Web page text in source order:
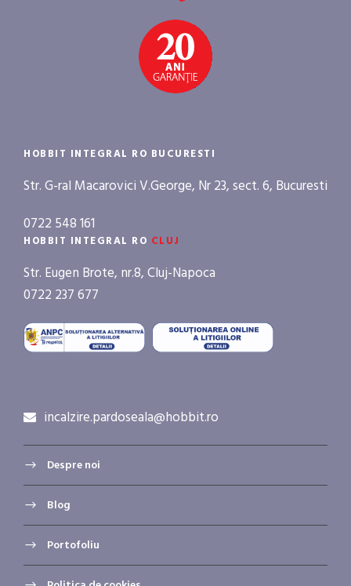
HOBBIT INTEGRAL RO BUCURESTI
Str. G-ral Macarovici V.George, Nr 23, sect. 6, Bucuresti
0722 548 161
HOBBIT INTEGRAL RO CLUJ
Str. Eugen Brote, nr.8, Cluj-Napoca
0722 237 677
incalzire.pardoseala@hobbit.ro
Despre noi
Blog
Portofoliu